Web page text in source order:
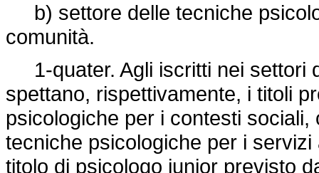
b) settore delle tecniche
comunità.
1-quater. Agli iscritti nei settori
spettano, rispettivamente, i titoli
psicologiche per i contesti
tecniche psicologiche per i
titolo di psicologo iunior previsto